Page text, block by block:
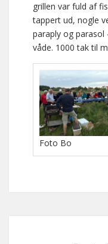
grillen var fuld af
tappert ud, nogle
paraply og parasol
våde. 1000 tak til
Foto Bo